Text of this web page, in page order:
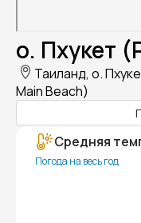
о. Пхукет
Таиланд, о.
Main Beach)
Средняя
Погода на весь год